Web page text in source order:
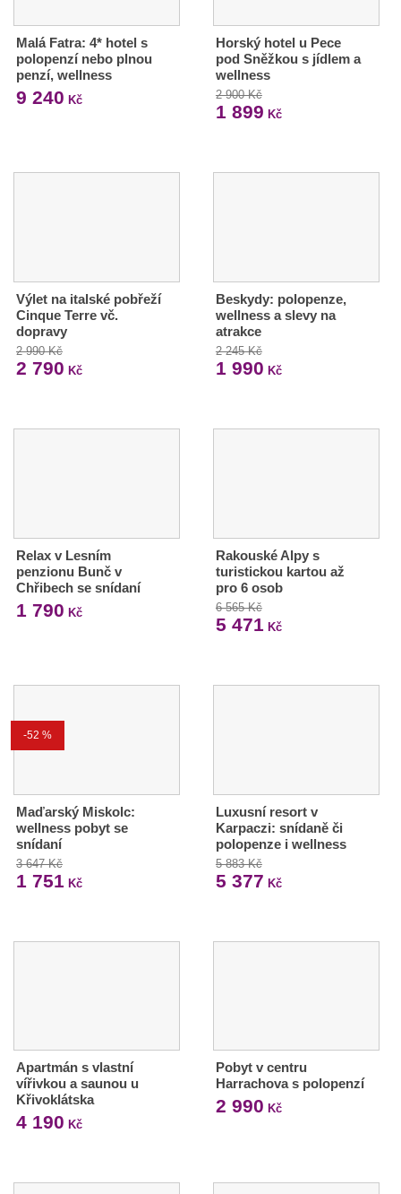
Malá Fatra: 4* hotel s
polopenzí nebo plnou
penzí, wellness
9 240 Kč
Horský hotel u Pece
pod Sněžkou s jídlem a
wellness
2 900 Kč
1 899 Kč
Výlet na italské pobřeží
Cinque Terre vč.
dopravy
2 990 Kč
2 790 Kč
Beskydy: polopenze,
wellness a slevy na
atrakce
2 245 Kč
1 990 Kč
Relax v Lesním
penzionu Bunč v
Chřibech se snídaní
1 790 Kč
Rakouské Alpy s
turistickou kartou až
pro 6 osob
6 565 Kč
5 471 Kč
-52 %
Maďarský Miskolc:
wellness pobyt se
snídaní
3 647 Kč
1 751 Kč
Luxusní resort v
Karpaczi: snídaně či
polopenze i wellness
5 883 Kč
5 377 Kč
Apartmán s vlastní
vířivkou a saunou u
Křivoklátska
4 190 Kč
Pobyt v centru
Harrachova s polopenzí
2 990 Kč